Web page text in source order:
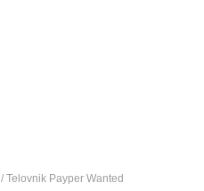
/ Telovnik Payper Wanted